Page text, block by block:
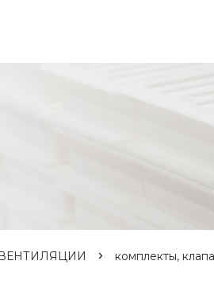
комплекты,